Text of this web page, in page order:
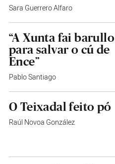
Sara Guerrero Alfaro
“A Xunta fai barullo
para salvar o cú de
Ence”
Pablo Santiago
O Teixadal feito pó
Raúl Novoa González